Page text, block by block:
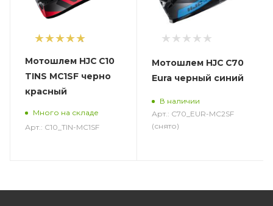
1
Мотошлем HJC C10
TINS MC1SF черно
красный
Много на складе
Арт.: C10_TIN-MC1SF
Мотошлем HJC C70
Eura черный синий
В наличии
Арт.: C70_EUR-MC2SF
(снято)